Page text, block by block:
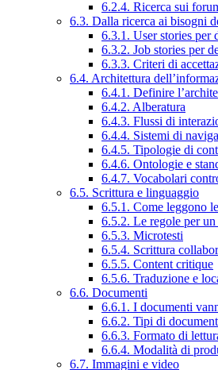
6.2.4. Ricerca sui
6.3. Dalla ricerca ai bisogni
6.3.1. User stories per
6.3.2. Job stories per
6.3.3. Criteri di
6.4. Architettura
6.4.1. Definire
6.4.2. Alberatura
6.4.3. Flussi di
6.4.4. Sistemi di
6.4.5. Tipologie di
6.4.6. Ontologie e
6.4.7. Vocabolari
6.5. Scrittura e linguaggio
6.5.1. Come leggono
6.5.2. Le regole per
6.5.3. Microtesti
6.5.4. Scrittura
6.5.5. Content critique
6.5.6. Traduzione e
6.6. Documenti
6.6.1. I documenti
6.6.2. Tipi di
6.6.3. Formato di
6.6.4. Modalità di
6.7. Immagini e video